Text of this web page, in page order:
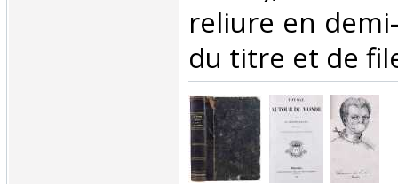
reliure en
du titre et de